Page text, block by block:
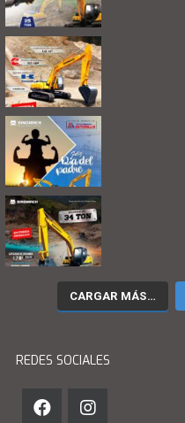
CARGAR MÁS…
REDES SOCIALES